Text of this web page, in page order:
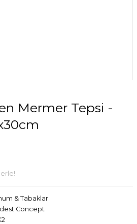
Mermer Tepsi -
& Tabaklar
Concept